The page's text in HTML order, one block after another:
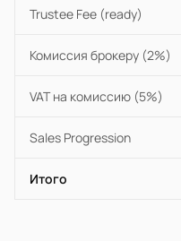
Trustee Fee (ready)
Комиссия брокеру (2%)
VAT на комиссию (5%)
Sales Progression
Итого